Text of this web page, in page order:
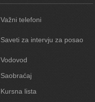
Važni telefoni
Saveti za intervju za posao
Vodovod
Saobraćaj
Kursna lista